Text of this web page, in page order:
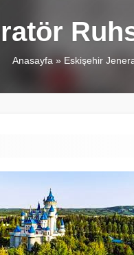
Anasayfa » Eskişehir